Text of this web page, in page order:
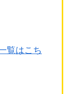
覧はこち